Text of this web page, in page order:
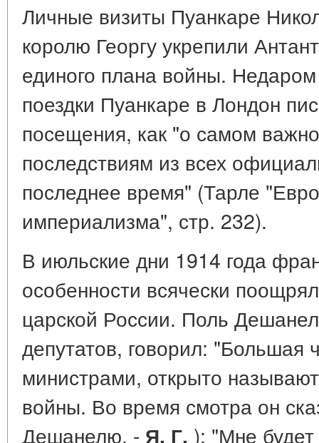
Личные визиты Пуанкаре
королю Георгу укрепили
единого плана войны.
поездки Пуанкаре в Лондон
посещения, как "о самом
последствиям из всех
последнее время" (Тарле
империализма", стр. 232).
В июльские дни 1914 года
особенности всячески
царской России. Поль
депутатов, говорил: "Большая
министрами, открыто
войны. Во время смотра он
Дешанелю. - Я. Г. ): "Мне